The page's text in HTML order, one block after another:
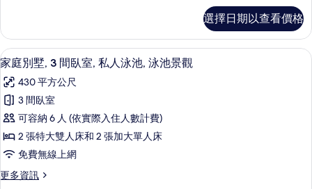
片
室,
私
人
泳
池,
泳
池
景
觀
別
墅,
2
間
臥
室,
私
人
泳
池,
泳
池
選擇日期以查看價格
顯
示
家
庭
別
墅,
間
家庭別墅, 3 間臥室, 私人泳池, 泳池景
13
家庭別墅, 3 間臥室, 私人泳池, 泳池景觀
430 平方公尺
3 間臥室
可容納 6 人 (依實際入住人數計費)
2 張特大雙人床和 2 張加大單人床
免費無線上網
更多資訊
更